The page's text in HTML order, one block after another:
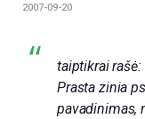
2007-09-20
taiptikrai rašė:
Prasta zinia
pavadinimas,